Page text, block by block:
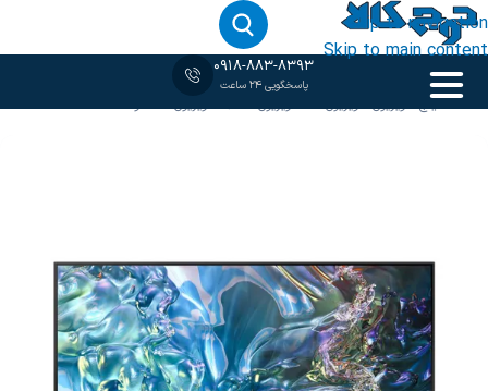
Skip to navigation
Skip to main content
0918-883-8393
پاسخگویی 24 ساعت
خانه‹32 اینچ /تلویزیون/تلویزیون 4K /تلویزیون QLED /تلویزیون سامسونگ